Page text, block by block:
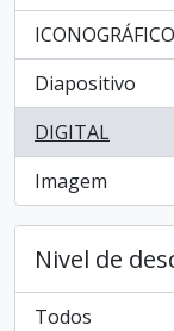
ICONOGRÁFICO
, 3301 resultados
Diapositivo
, 3301 resultados
DIGITAL
, 3301 resultados
Imagem
, 3301 resultados
Nivel de
Todos